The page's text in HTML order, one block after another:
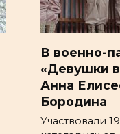
В военно-
«Девушки
Анна
Бородина
Участвовали